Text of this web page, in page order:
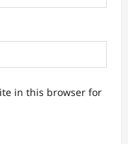
in this browser for